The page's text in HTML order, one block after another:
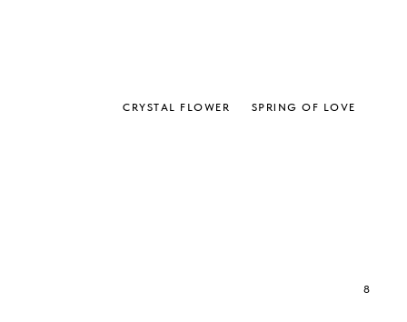
CRYSTAL FLOWER SPRING OF LOVE
8